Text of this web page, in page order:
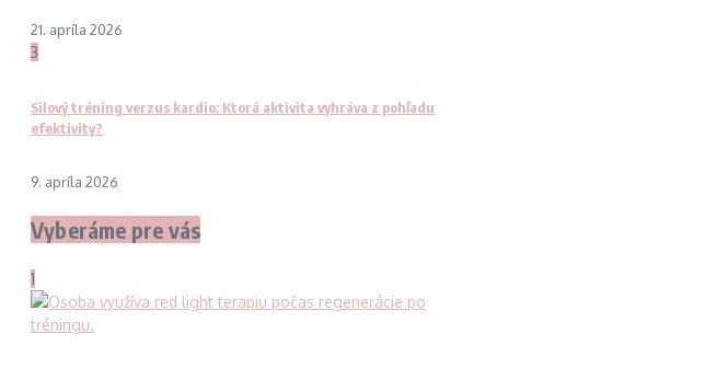
21. apríla 2026
3
Silový tréning verzus kardio: Ktorá aktivita vyhráva z pohľadu
efektivity?
9. apríla 2026
Vyberáme pre vás
1